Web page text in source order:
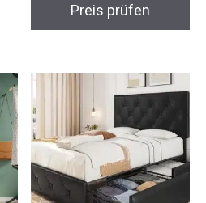
Preis prüfen